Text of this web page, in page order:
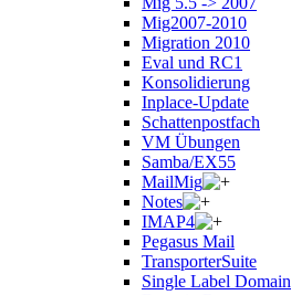
Mig2007-2010
Migration 2010
Eval und RC1
Konsolidierung
Inplace-Update
Schattenpostfach
VM Übungen
Samba/EX55
MailMig
Notes
IMAP4
Pegasus Mail
TransporterSuite
Single Label Domain